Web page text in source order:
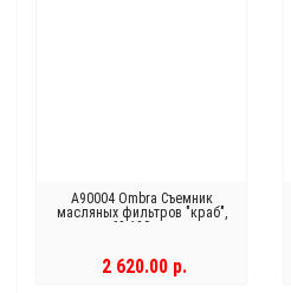
A90004 Ombra Съемник
масляных фильтров "краб",
63-120 мм
2 620.00 р.